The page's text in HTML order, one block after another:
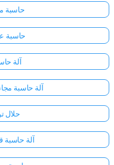
حاسبة
حاسبة
آلة
آلة حاسبة
حلال
آلة حاسبة